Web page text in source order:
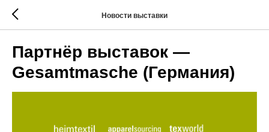
Новости выставки
Партнёр выставок —
Gesamtmasche (Германия)